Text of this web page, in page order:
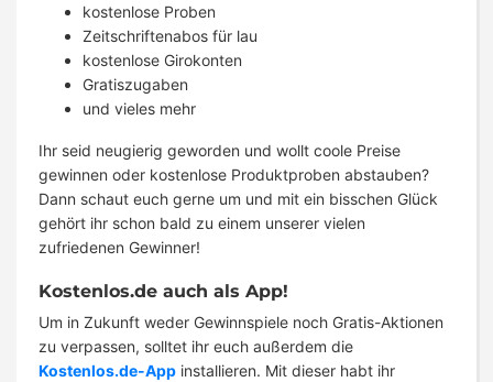
kostenlose Proben
Zeitschriftenabos für lau
kostenlose Girokonten
Gratiszugaben
und vieles mehr
Ihr seid neugierig geworden und wollt coole Preise
gewinnen oder kostenlose Produktproben abstauben?
Dann schaut euch gerne um und mit ein bisschen Glück
gehört ihr schon bald zu einem unserer vielen
zufriedenen Gewinner!
Kostenlos.de auch als App!
Um in Zukunft weder Gewinnspiele noch Gratis-Aktionen
zu verpassen, solltet ihr euch außerdem die
Kostenlos.de-App installieren. Mit dieser habt ihr